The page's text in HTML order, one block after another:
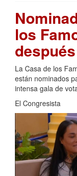
los
La Casa de los
están nominados
intensa gala de
El Congresista